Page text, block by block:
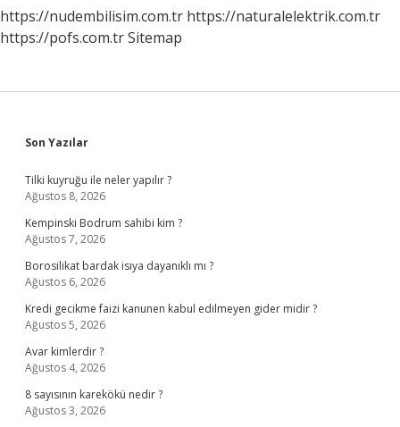
https://nudembilisim.com.tr https://naturalelektrik.com.tr
https://pofs.com.trSitemap
Sidebar
Son Yazılar
Tilki kuyruğu ile neler yapılır ?
Ağustos 8, 2026
Kempinski Bodrum sahibi kim ?
Ağustos 7, 2026
Borosilikat bardak isıya dayanıklı mı ?
Ağustos 6, 2026
Kredi gecikme faizi kanunen kabul edilmeyen gider midir ?
Ağustos 5, 2026
Avar kimlerdir ?
Ağustos 4, 2026
8 sayısının karekökü nedir ?
Ağustos 3, 2026